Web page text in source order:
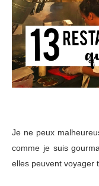
Je ne peux
comme je suis
elles peuvent voyager